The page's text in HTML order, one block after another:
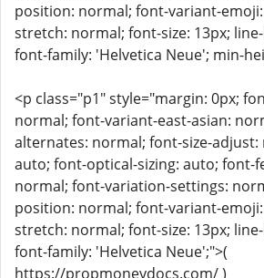
position: normal; font-variant-
stretch: normal; font-size: 13px;
font-family: 'Helvetica Neue'; min-
<p class="p1" style="margin: 0px;
normal; font-variant-east-asian:
alternates: normal; font-size-
auto; font-optical-sizing: auto; font-
normal; font-variation-settings:
position: normal; font-variant-
stretch: normal; font-size: 13px;
font-family: 'Helvetica Neue';">(
https://propmoneydocs.com/ )